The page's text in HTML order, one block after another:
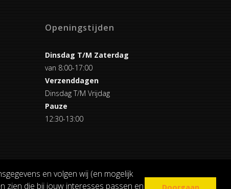
en volgen wij (en mogelijk
zien die bij jouw interesses passen en
Openingstijden
Dinsdag T/M Zaterdag
van 8:00-17:00
Verzenddagen
Dinsdag T/M Vrijdag
Pauze
12:30-13:00